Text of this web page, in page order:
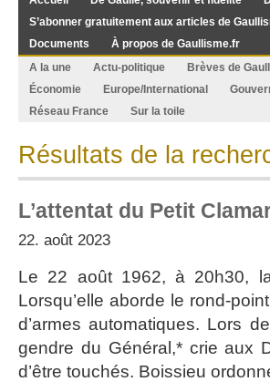
S’abonner gratuitement aux articles de
Documents
À propos de Gaullisme.fr
A la une
Actu-politique Brèves de
Économie
Europe/International
Réseau France
Sur la toile
Résultats de la
L’attentat du Petit
22. août 2023
Le 22 août 1962, à 20h30,
Lorsqu’elle aborde le rond-
d’armes automatiques. Lors
gendre du Général,* crie aux
d’être touchés. Boissieu